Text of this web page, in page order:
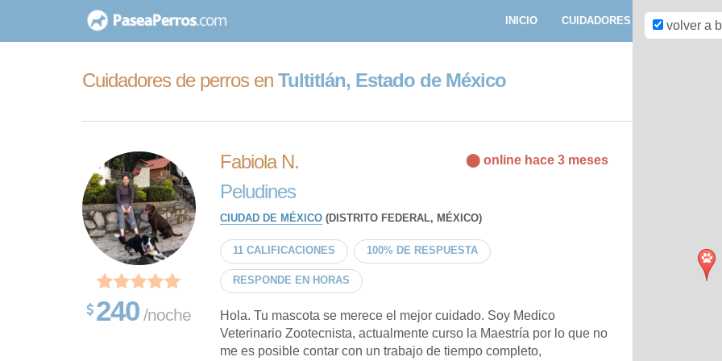
contenido
INICIO CUIDADORES
Cuidadores de perros en Tultitlán, Estado de México
240 /noche
Fabiola N. ⬤ online hace 3 meses
Peludines
CIUDAD DE MÉXICO(DISTRITO FEDERAL, MÉXICO)
11 CALIFICACIONES 100% DE RESPUESTA
RESPONDE EN HORAS
Hola. Tu mascota se merece el mejor cuidado. Soy Medico
Veterinario Zootecnista, actualmente curso la Maestría por lo que no
me es posible contar con un trabajo de tiempo completo,
volver a